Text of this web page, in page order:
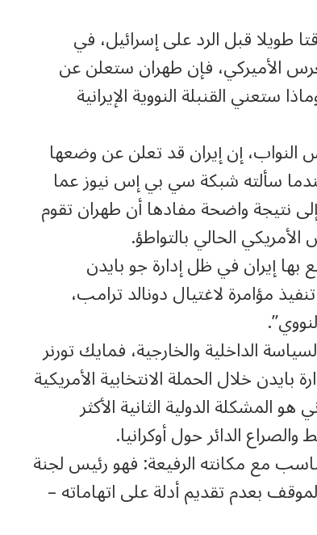
طويلا قبل الرد على إسرائيل، في
الأميركي، فإن طهران ستعلن عن
القنبلة النووية الإيرانية
إن إيران قد تعلن عن وضعها
سألته شبكة سي بي إس نيوز عما
نتيجة واضحة مفادها أن طهران تقوم
الحالي بالتواطؤ.
بها إيران في ظل إدارة جو بايدن
مؤامرة لاغتيال دونالد ترامب،
الداخلية والخارجية، فمايك تورنر
خلال الحملة الانتخابية الأمريكية
المشكلة الدولية الثانية الأكثر
الدائر حول أوكرانيا.
مع مكانته الرفيعة: فهو رئيس لجنة
بعدم تقديم أدلة على اتهاماته –